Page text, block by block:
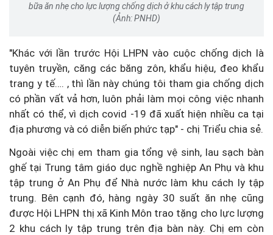
bữa ăn nhẹ cho lực lượng chống dịch ở khu cách ly tập trung
(Ảnh: PNHD)
"Khác với lần trước Hội LHPN vào cuộc chống dịch là
tuyên truyền, căng các băng zôn, khẩu hiệu, đeo khẩu
trang y tế…. , thì lần này chúng tôi tham gia chống dịch
có phần vất vả hơn, luôn phải làm mọi công việc nhanh
nhất có thể, vì dịch covid -19 đã xuất hiện nhiều ca tại
địa phương và có diễn biến phức tạp" - chị Triểu chia sẻ.
Ngoài việc chị em tham gia tổng vệ sinh, lau sạch bàn
ghế tại Trung tâm giáo dục nghề nghiệp An Phụ và khu
tập trung ở An Phụ để Nhà nước làm khu cách ly tập
trung. Bên cạnh đó, hàng ngày 30 suất ăn nhẹ cũng
được Hội LHPN thị xã Kinh Môn trao tặng cho lực lượng
2 khu cách ly tập trung trên địa bàn này. Chị em còn